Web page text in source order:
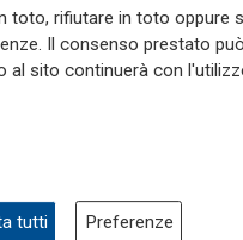
digitali al servizio
toto, rifiutare in toto oppure
Il consenso prestato
al sito continuerà con
tutti Preferenze